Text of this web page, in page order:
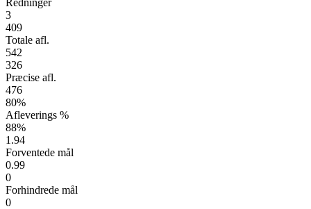
Redninger
3
409
Totale afl.
542
326
Præcise afl.
476
80%
Afleverings %
88%
1.94
Forventede mål
0.99
0
Forhindrede mål
0